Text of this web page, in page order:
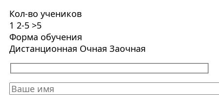
Кол-во учеников
1 2-5 >5
Форма обучения
Дистанционная Очная Заочная